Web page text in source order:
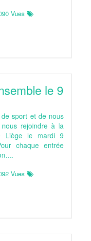
Vues
le 9
sport et de nous
rejoindre à la
Liège le mardi 9
chaque entrée
Vues